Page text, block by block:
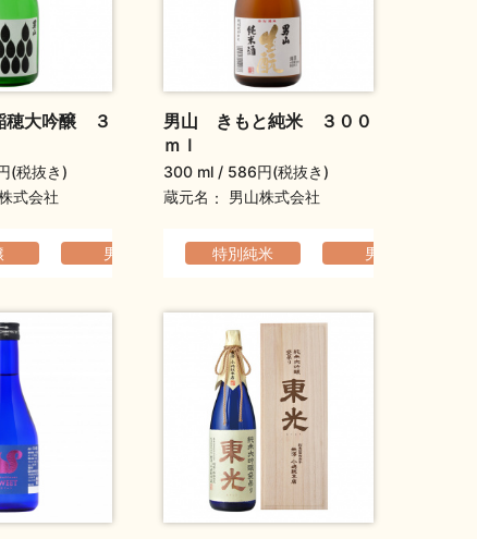
ト（通年）
い酒 父の日ギフト 母の日ギフト クリスマスギ
い 華やか 元旦祝い酒 父の日ギフト
大吟醸 ３
(税抜き)
式会社
男山 香りの高い 華やか
男山 きもと純米 ３００
ｍｌ
300 ml
586円(税抜き)
蔵元名
男山株式会社
特別純米 男山